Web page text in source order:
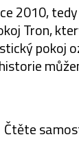
2010,
Tron,
pokoj
Čtěte